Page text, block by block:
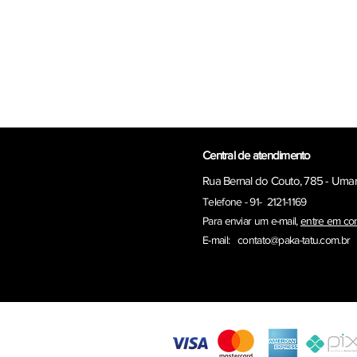
Central de atendimento
Rua Bernal do Couto, 785 -
Telefone - 91- 2121-1169
Para enviar um e-mail, entre em
E-mail: contato@paka-tatu.com.br